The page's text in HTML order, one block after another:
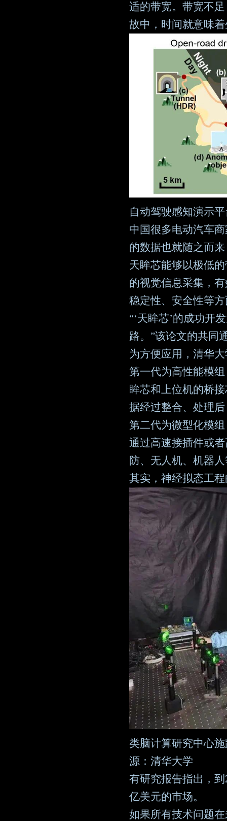
适的带宽。带宽不
故中，时间就意味
自动驾驶感知演示
中国很多电动汽车
的数据也就随之而
天眸芯能够以极低
的视觉信息采集，
稳定性、安全性等
“‘天眸芯’的成功开
路。”该论文的共同
为方便应用，清华
第一代为高性能模
眸芯和上位机的桥
据经过整合、处理
第二代为微型化模
通过高速接插件或
防、无人机、机器
其实，神经拟态工
类脑计算研究中心
源：清华大学
有研究报告指出，
亿美元的市场。
如果所有技术问题